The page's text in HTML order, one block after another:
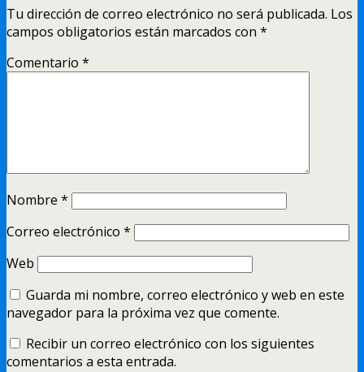
Tu dirección de correo electrónico no será publicada. Los
campos obligatorios están marcados con *
Comentario *
Nombre *
Correo electrónico *
Web
Guarda mi nombre, correo electrónico y web en este
navegador para la próxima vez que comente.
Recibir un correo electrónico con los siguientes
comentarios a esta entrada.